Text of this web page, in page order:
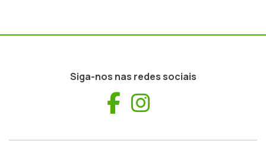
Siga-nos nas redes sociais
Facebook